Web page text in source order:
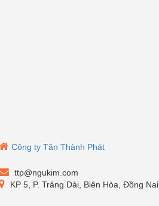
Công ty Tân Thành Phát
ttp@ngukim.com
KP 5, P. Trảng Dài, Biên Hòa, Đồng Nai